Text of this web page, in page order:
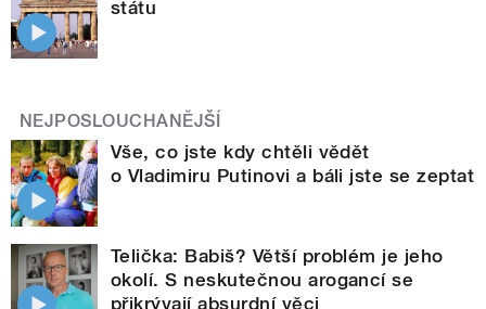
státu
NEJPOSLOUCHANĚJŠÍ
Vše, co jste kdy chtěli vědět
o Vladimiru Putinovi a báli jste se zeptat
Telička: Babiš? Větší problém je jeho
okolí. S neskutečnou arogancí se
přikrývají absurdní věci